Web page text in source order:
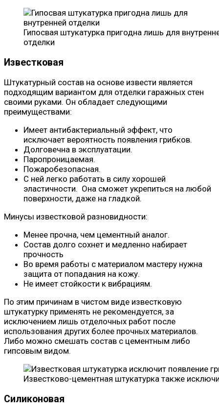
Гипосвая штукатурка пригодна лишь для
отделки
Известковая
Штукатурный состав на основе извести является
подходящим вариантом для отделки гаражных стен
своими руками. Он обладает следующими
преимуществами:
Имеет антибактериальный эффект, что
исключает вероятность появления грибков.
Долговечна в эксплуатации.
Паропроницаемая.
Пожаробезопасная.
С ней легко работать в силу хорошей
эластичности. Она сможет укрепиться на любой
поверхности, даже на гладкой.
Минусы известковой разновидности:
Менее прочна, чем цементный аналог.
Состав долго сохнет и медленно набирает
прочность
Во время работы с материалом мастеру нужна
защита от попадания на кожу.
Не имеет стойкости к вибрациям.
По этим причинам в чистом виде известковую
штукатурку применять не рекомендуется, за
исключением лишь отделочных работ после
использования других более прочных материалов.
Либо можно смешать состав с цементным либо
гипсовым видом.
Известково-цементная штукатурка также
Силиконовая